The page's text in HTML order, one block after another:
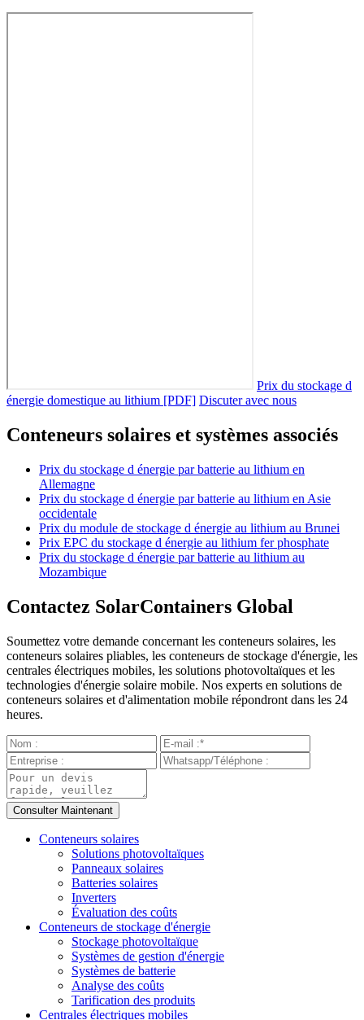
Prix du stockage d
énergie domestique au lithium [PDF] Discuter avec nous
Conteneurs solaires et systèmes associés
Prix du stockage d énergie par batterie au lithium en
Allemagne
Prix du stockage d énergie par batterie au lithium en Asie
occidentale
Prix du module de stockage d énergie au lithium au Brunei
Prix EPC du stockage d énergie au lithium fer phosphate
Prix du stockage d énergie par batterie au lithium au
Mozambique
Contactez SolarContainers Global
Soumettez votre demande concernant les conteneurs solaires, les
conteneurs solaires pliables, les conteneurs de stockage d'énergie, les
centrales électriques mobiles, les solutions photovoltaïques et les
technologies d'énergie solaire mobile. Nos experts en solutions de
conteneurs solaires et d'alimentation mobile répondront dans les 24
heures.
Conteneurs solaires
Solutions photovoltaïques
Panneaux solaires
Batteries solaires
Inverters
Évaluation des coûts
Conteneurs de stockage d'énergie
Stockage photovoltaïque
Systèmes de gestion d'énergie
Systèmes de batterie
Analyse des coûts
Tarification des produits
Centrales électriques mobiles